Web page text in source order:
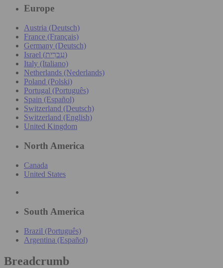
Europe
Austria (Deutsch)
France (Français)
Germany (Deutsch)
Israel (עִברִית)
Italy (Italiano)
Netherlands (Nederlands)
Poland (Polski)
Portugal (Português)
Spain (Español)
Switzerland (Deutsch)
Switzerland (English)
United Kingdom
North America
Canada
United States
South America
Brazil (Português)
Argentina (Español)
Breadcrumb